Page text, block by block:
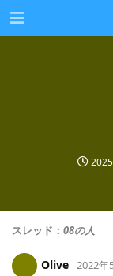
スレッド： 08の人
Olive 2022年